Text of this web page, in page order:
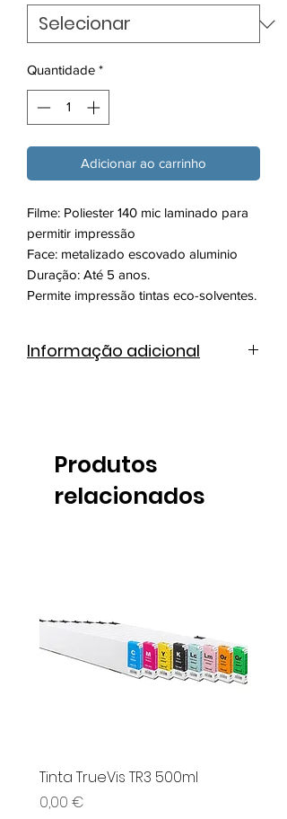
Quantidade *
Adicionar ao carrinho
Filme: Poliester 140 mic laminado para
permitir impressão
Face: metalizado escovado aluminio
Duração: Até 5 anos.
Permite impressão tintas eco-solventes.
Informação adicional
Produtos
relacionados
Tinta TrueVis TR3 500ml
Preço
0,00 €